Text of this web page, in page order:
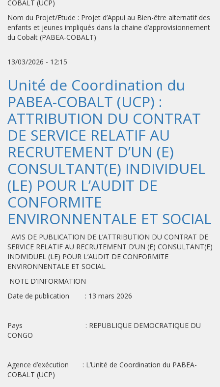
COBALT (UCP)
Nom du Projet/Etude : Projet d’Appui au Bien-être alternatif des
enfants et jeunes impliqués dans la chaine d’approvisionnement
du Cobalt (PABEA-COBALT)
13/03/2026 - 12:15
Unité de Coordination du
PABEA-COBALT (UCP) :
ATTRIBUTION DU CONTRAT
DE SERVICE RELATIF AU
RECRUTEMENT D’UN (E)
CONSULTANT(E) INDIVIDUEL
(LE) POUR L’AUDIT DE
CONFORMITE
ENVIRONNENTALE ET SOCIAL
AVIS DE PUBLICATION DE L’ATTRIBUTION DU CONTRAT DE
SERVICE RELATIF AU RECRUTEMENT D’UN (E) CONSULTANT(E)
INDIVIDUEL (LE) POUR L’AUDIT DE CONFORMITE
ENVIRONNENTALE ET SOCIAL
NOTE D’INFORMATION
Date de publication : 13 mars 2026
Pays : REPUBLIQUE DEMOCRATIQUE DU
CONGO
Agence d’exécution : L’Unité de Coordination du PABEA-
COBALT (UCP)